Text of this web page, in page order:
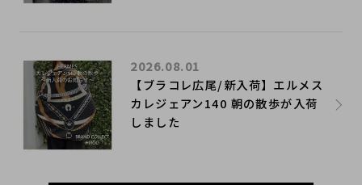
【ブラコレ広尾/新入荷】エルメス
カレジェアン140 朝の散歩が入荷
しました
2026.08.01